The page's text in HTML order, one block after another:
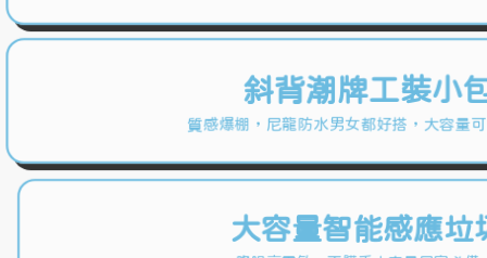
斜背潮牌工裝小
質感爆棚，尼龍防水男女都好搭，大容量
大容量智能感應垃